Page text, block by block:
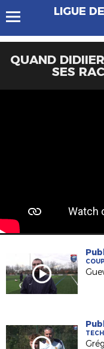
LIGUE
QUAND
SES